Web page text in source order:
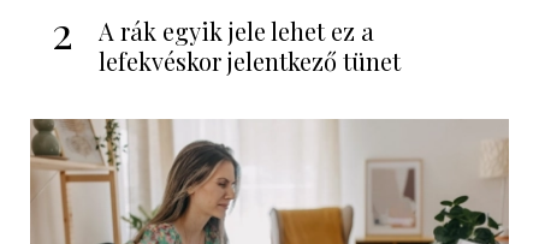
2
A rák egyik jele lehet ez a
lefekvéskor jelentkező tünet